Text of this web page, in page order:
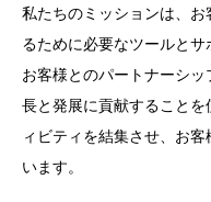
私たちのミッションは、
るために必要なツールと
お客様とのパートナーシ
長と発展に貢献すること
ィビティを結集させ、お
います。